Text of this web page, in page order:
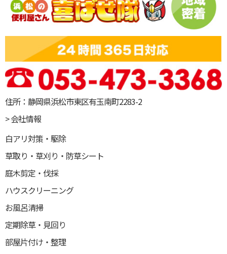
住所：静岡県浜松市東区有玉南町2283-2
> 会社情報
白アリ対策・駆除
草取り・草刈り・防草シート
庭木剪定・伐採
ハウスクリーニング
お風呂清掃
定期除草・見回り
部屋片付け・整理